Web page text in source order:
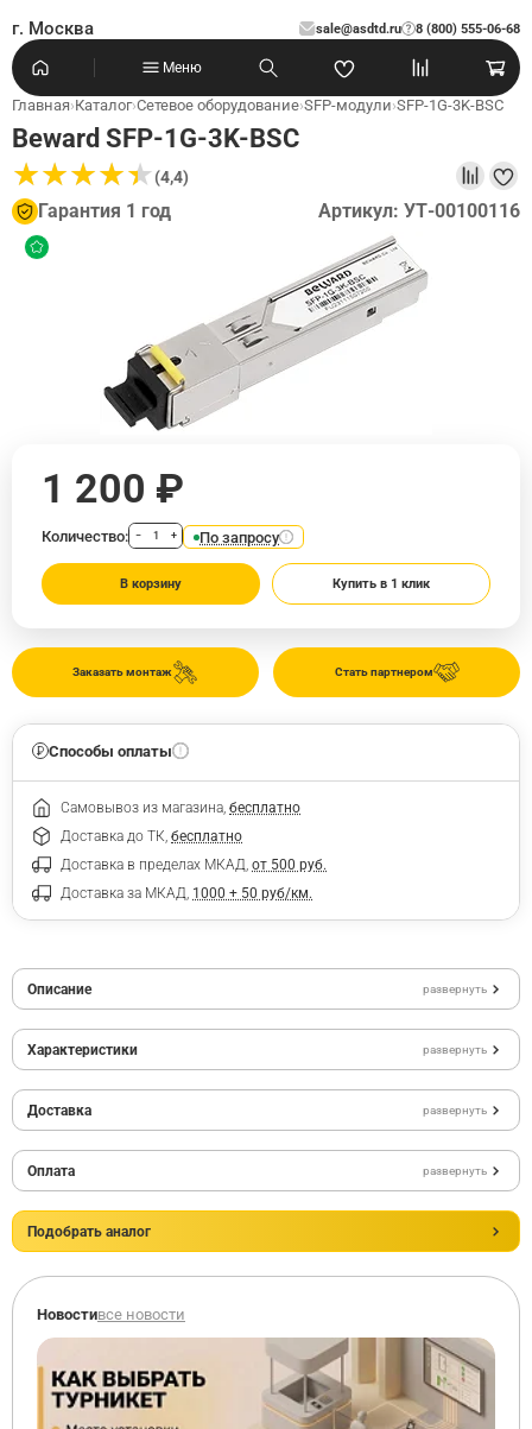
г. Москва sale@asdtd.ru 8 (800) 555-06-68
?
Меню
Главная›Каталог›Сетевое оборудование›SFP-модули›SFP-1G-3K-BSC
Beward SFP-1G-3K-BSC
★★★★★
★★★★★(4,4)
Гарантия 1 год Артикул: УТ-00100116
Стать партнером
Заказать монтаж
1 200 ₽
Количество: − + По запросу
В корзину Купить в 1 клик
Способы оплаты
Самовывоз из магазина, бесплатно
Доставка до ТК, бесплатно
Доставка в пределах МКАД, от 500 руб.
Доставка за МКАД, 1000 + 50 руб/км.
Описание развернуть
Характеристики развернуть
Доставка развернуть
Оплата развернуть
Подобрать аналог
Новостивсе новости